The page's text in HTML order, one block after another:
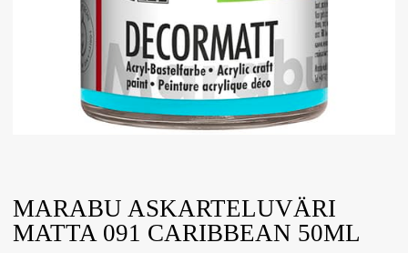
MARABU ASKARTELUVÄRI
MATTA 091 CARIBBEAN 50ML